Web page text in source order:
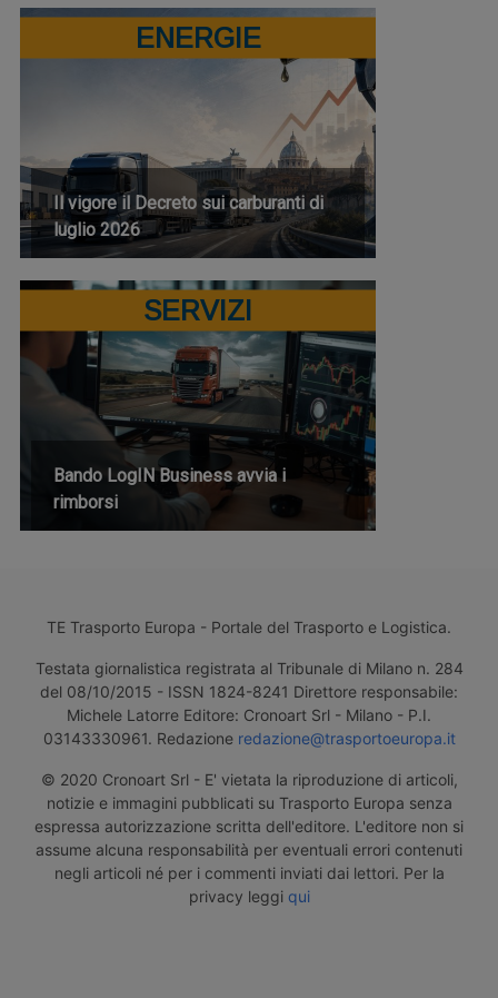
ENERGIE
Il vigore il Decreto sui carburanti di
luglio 2026
SERVIZI
Bando LogIN Business avvia i
rimborsi
TE Trasporto Europa - Portale del Trasporto e Logistica.
Testata giornalistica registrata al Tribunale di Milano n. 284
del 08/10/2015 - ISSN 1824-8241 Direttore responsabile:
Michele Latorre Editore: Cronoart Srl - Milano - P.I.
03143330961. Redazione redazione@trasportoeuropa.it
© 2020 Cronoart Srl - E' vietata la riproduzione di articoli,
notizie e immagini pubblicati su Trasporto Europa senza
espressa autorizzazione scritta dell'editore. L'editore non si
assume alcuna responsabilità per eventuali errori contenuti
negli articoli né per i commenti inviati dai lettori. Per la
privacy leggi qui